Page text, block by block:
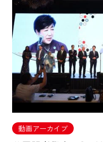
動画アーカイブ